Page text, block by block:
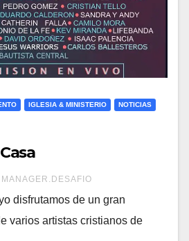
IGLESIA & MINISTERIO NOTICIAS
MANAGER.DESAFIO
disfrutamos de un gran
varios artistas cristianos de